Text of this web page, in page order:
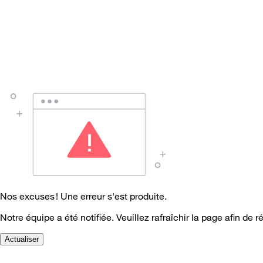
Nos excuses ! Une erreur s'est produite.
Notre équipe a été notifiée. Veuillez rafraîchir la page afin de
Actualiser